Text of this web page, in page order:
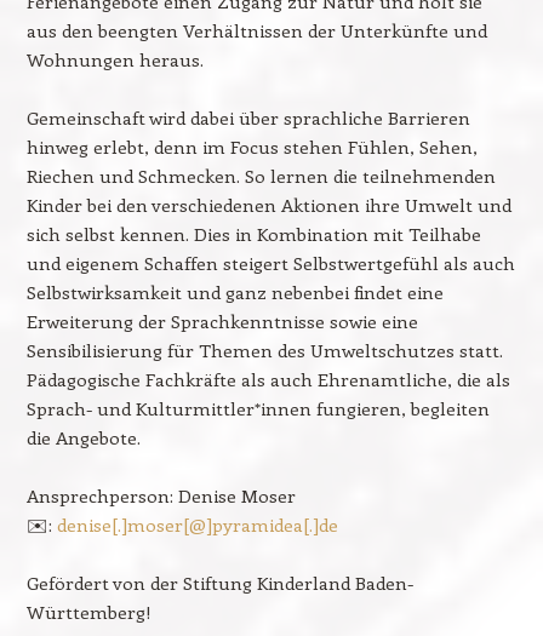
aus den beengten Verhältnissen der Unterkünfte und
Wohnungen heraus.
Gemeinschaft wird dabei über sprachliche Barrieren
hinweg erlebt, denn im Focus stehen Fühlen, Sehen,
Riechen und Schmecken. So lernen die teilnehmenden
Kinder bei den verschiedenen Aktionen ihre Umwelt und
sich selbst kennen. Dies in Kombination mit Teilhabe
und eigenem Schaffen steigert Selbstwertgefühl als auch
Selbstwirksamkeit und ganz nebenbei findet eine
Erweiterung der Sprachkenntnisse sowie eine
Sensibilisierung für Themen des Umweltschutzes statt.
Pädagogische Fachkräfte als auch Ehrenamtliche, die als
Sprach- und Kulturmittler*innen fungieren, begleiten
die Angebote.
Ansprechperson: Denise Moser
✉️: denise[.]moser[@]pyramidea[.]de
Gefördert von der Stiftung Kinderland Baden-
Württemberg!